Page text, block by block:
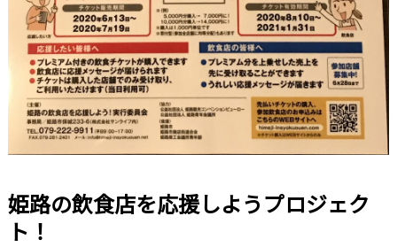
姫路の飲食店を応援しようプロジェク
ト！